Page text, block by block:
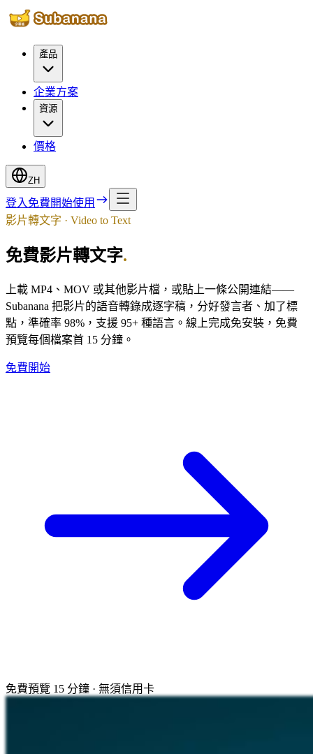
產品
企業方案
資源
價格
ZH
登入 免費開始使用
影片轉文字 · Video to Text
免費影片轉文字.
上載 MP4、MOV 或其他影片檔，或貼上一條公開連結——
Subanana 把影片的語音轉錄成逐字稿，分好發言者、加了標
點，準確率 98%，支援 95+ 種語言。線上完成免安裝，免費
預覽每個檔案首 15 分鐘。
免費開始
免費預覽 15 分鐘 · 無須信用卡